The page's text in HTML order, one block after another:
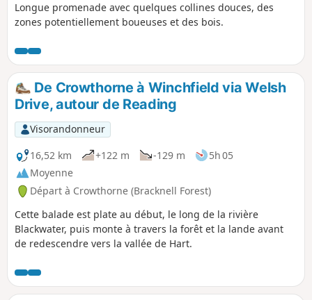
Longue promenade avec quelques collines douces, des
zones potentiellement boueuses et des bois.
De Crowthorne à Winchfield via Welsh
Drive, autour de Reading
Visorandonneur
16,52 km
+122 m -129 m
5h 05
Moyenne
Départ à Crowthorne (Bracknell Forest)
Cette balade est plate au début, le long de la rivière
Blackwater, puis monte à travers la forêt et la lande avant
de redescendre vers la vallée de Hart.